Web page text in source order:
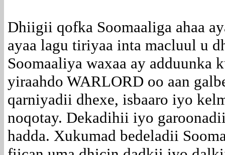
Dhiigii qofka Soomaaliga ahaa
ayaa lagu tiriyaa inta macluul u
Soomaaliya waxaa ay adduunka
yiraahdo WARLORD oo aan
qarniyadii dhexe, isbaaro iyo
noqotay. Dekadihii iyo
hadda. Xukumad bedeladii